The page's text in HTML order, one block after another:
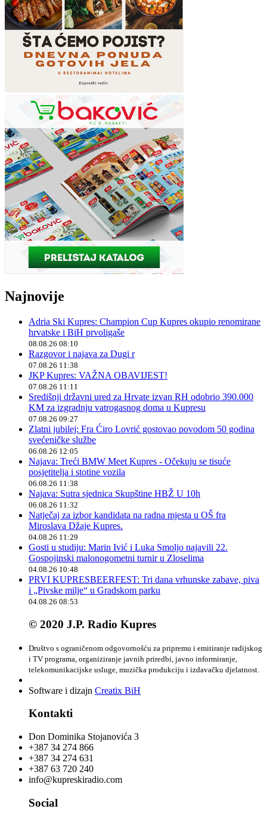
Najnovije
Adria Ski Kupres: Champion Cup Kupres okupio renomirane
hrvatske i BiH prvoligaše
08.08.26 08:10
Razgovor i najava za Dugi r
07.08.26 11:38
JKP Kupres: VAŽNA OBAVIJEST!
07.08.26 11:11
Središnji državni ured za Hrvate izvan RH odobrio 390.000
KM za izgradnju vatrogasnog doma u Kupresu
07.08.26 09:27
Zlatni jubilej: Fra Ćiro Lovrić gostovao povodom 50 godina
svećeničke službe
06.08.26 12:05
Najava: Treći BMW Meet Kupres - Očekuju se tisuće
posjetitelja i stotine vozila
06.08.26 11:38
Najava: Sutra sjednica Skupštine HBŽ U 10h
06.08.26 11:32
Natječaj za izbor kandidata na radna mjesta u OŠ fra
Miroslava Džaje Kupres.
04.08.26 11:29
Gosti u studiju: Marin Ivić i Luka Smoljo najavili 22.
Gospojinski malonogometni turnir u Zloselima
04.08.26 10:48
PRVI KUPRESBEERFEST: Tri dana vrhunske zabave, piva
i „Pivske milje“ u Gradskom parku
04.08.26 08:53
© 2020 J.P. Radio Kupres
Društvo s ograničenom odgovornošću za pripremu i emitiranje radijskog
i TV programa, organiziranje javnih priredbi, javno informiranje,
telekomunikacijske usluge, muzička produkciju i izdavačku djelatnost.
Software i dizajn Creatix BiH
Kontakti
Don Dominika Stojanovića 3
+387 34 274 866
+387 34 274 631
+387 63 720 240
info@kupreskiradio.com
Social